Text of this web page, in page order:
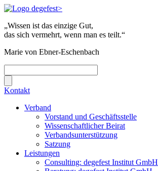
„Wissen ist das einzige Gut,
das sich vermehrt, wenn man es teilt.“
Marie von Ebner-Eschenbach
Kontakt
Verband
Vorstand und Geschäftsstelle
Wissenschaftlicher Beirat
Verbandsunterstützung
Satzung
Leistungen
Consulting: degefest Institut GmbH